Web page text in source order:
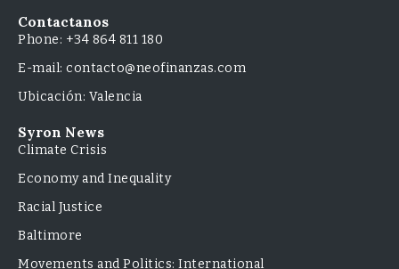
Contactanos
Phone: +34 864 811 180
E-mail: contacto@neofinanzas.com
Ubicación: Valencia
Syron News
Climate Crisis
Economy and Inequality
Racial Justice
Baltimore
Movements and Politics: International